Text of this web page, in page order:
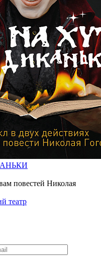
повестей Николая
театр